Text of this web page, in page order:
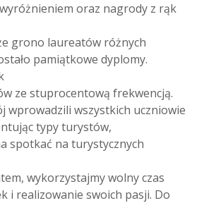
oraz nagrody z rąk
grono laureatów różnych
pamiątkowe dyplomy.
ze stuprocentową frekwencją.
wprowadzili wszystkich uczniowie
typy turystów,
spotkać na turystycznych
wykorzystajmy wolny czas
i realizowanie swoich pasji. Do